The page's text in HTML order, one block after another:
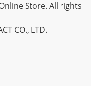
Store. All rights
CO., LTD.